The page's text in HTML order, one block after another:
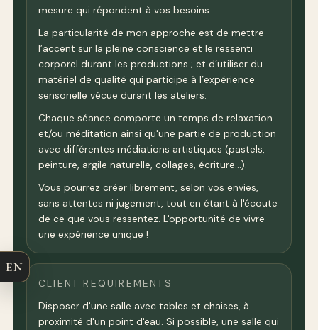
mesure qui répondent à vos besoins.
La particularité de mon approche est de mettre
l’accent sur la pleine conscience et le ressenti
corporel durant les productions ; et d’utiliser du
matériel de qualité qui participe à l’expérience
sensorielle vécue durant les ateliers.
Chaque séance comporte un temps de relaxation
et/ou méditation ainsi qu'une partie de production
avec différentes médiations artistiques (pastels,
peinture, argile naturelle, collages, écriture…).
Vous pourrez créer librement, selon vos envies,
sans attentes ni jugement, tout en étant à l'écoute
de ce que vous ressentez. L'opportunité de vivre
une expérience unique !
CLIENT REQUIREMENTS
Disposer d'une salle avec tables et chaises, à
proximité d'un point d'eau. Si possible, une salle qui
EN